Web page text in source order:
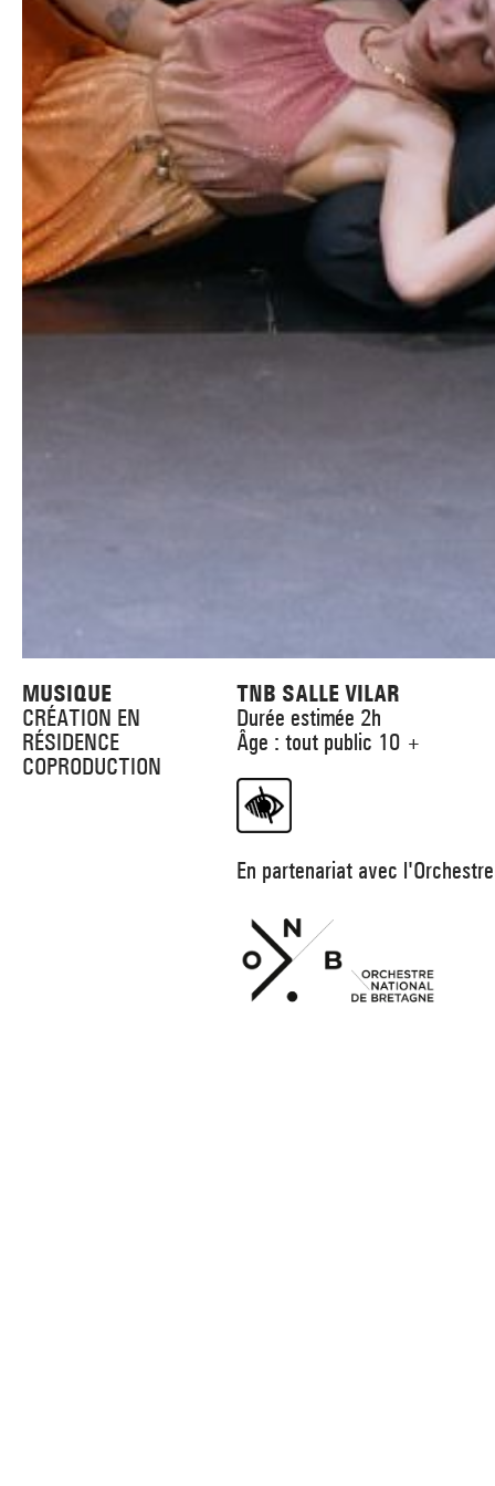
MUSIQUE
CRÉATION EN
RÉSIDENCE
COPRODUCTION
TNB SALLE VILAR
Durée estimée 2h
Âge : tout public 10 +
En partenariat avec